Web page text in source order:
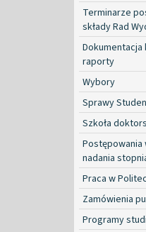
Terminarze
składy Rad
Dokumentacja
raporty
Wybory
Sprawy
Szkoła
Postępowania
nadania
Praca w
Zamówienia
Programy